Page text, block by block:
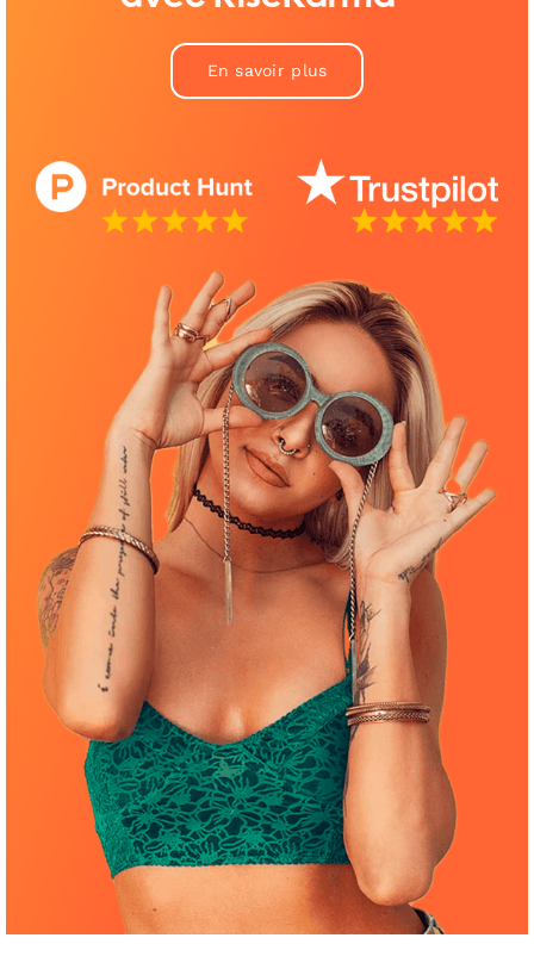
En savoir plus